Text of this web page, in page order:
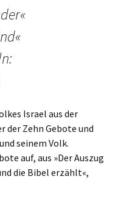
Israel aus der
der Zehn Gebote und
seinem Volk.
auf, aus »Der Auszug
die Bibel erzählt«,